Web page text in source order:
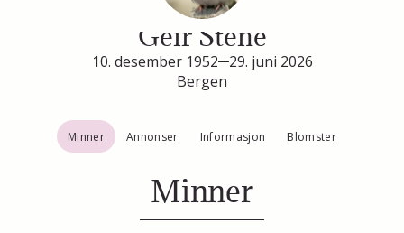
Minneside for
Geir Stene
10. desember 1952 29. juni 2026
Bergen
Minner Annonser Informasjon Blomster
Minner